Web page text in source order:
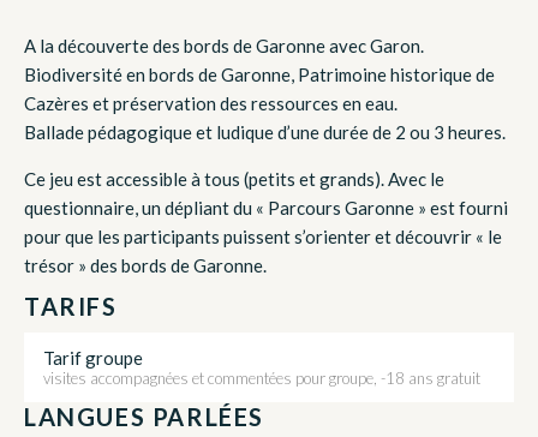
A la découverte des bords de Garonne avec Garon.
Biodiversité en bords de Garonne, Patrimoine historique de
Cazères et préservation des ressources en eau.
Ballade pédagogique et ludique d’une durée de 2 ou 3 heures.
Ce jeu est accessible à tous (petits et grands). Avec le
questionnaire, un dépliant du « Parcours Garonne » est fourni
pour que les participants puissent s’orienter et découvrir « le
trésor » des bords de Garonne.
TARIFS
Tarif groupe
visites accompagnées et commentées pour groupe, -18 ans gratuit
LANGUES PARLÉES